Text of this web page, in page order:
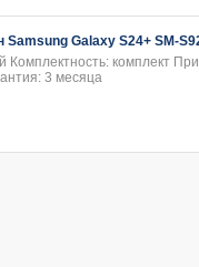
Galaxy S24+ SM-
комплект
3 месяца